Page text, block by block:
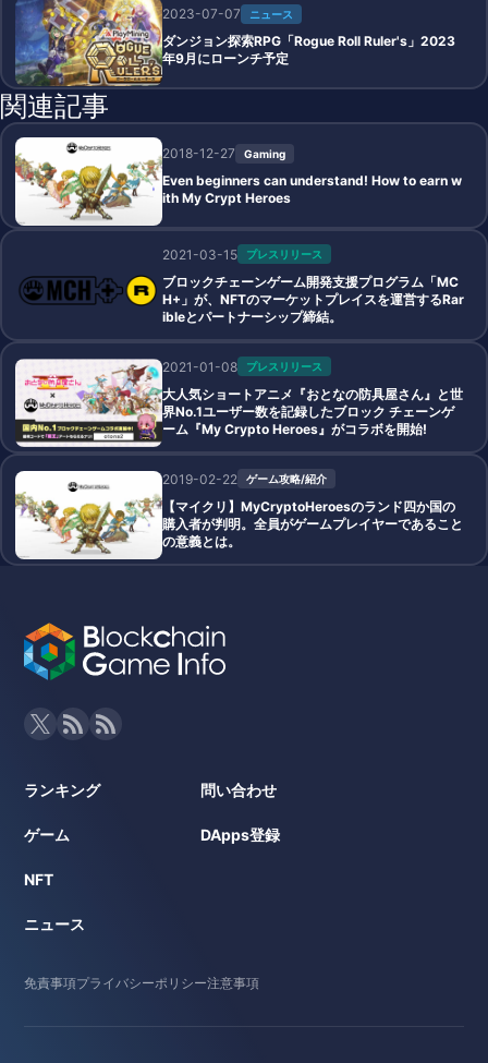
2023-07-07 ニュース
ダンジョン探索RPG「Rogue Roll Ruler's」2023
年9月にローンチ予定
関連記事
2018-12-27 Gaming
Even beginners can understand! How to earn w
ith My Crypt Heroes
2021-03-15 プレスリリース
ブロックチェーンゲーム開発支援プログラム「MC
H+」が、NFTのマーケットプレイスを運営するRar
ibleとパートナーシップ締結。
2021-01-08 プレスリリース
大人気ショートアニメ『おとなの防具屋さん』と世
界No.1ユーザー数を記録したブロック チェーンゲ
ーム『My Crypto Heroes』がコラボを開始!
2019-02-22 ゲーム攻略/紹介
【マイクリ】MyCryptoHeroesのランド四か国の
購入者が判明。全員がゲームプレイヤーであること
の意義とは。
ランキング
ゲーム
NFT
ニュース
問い合わせ
DApps登録
免責事項プライバシーポリシー注意事項